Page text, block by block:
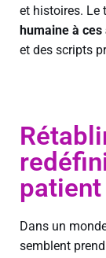
et histoires. Le
humaine à ces
et des scripts
patient
Dans un
semblent